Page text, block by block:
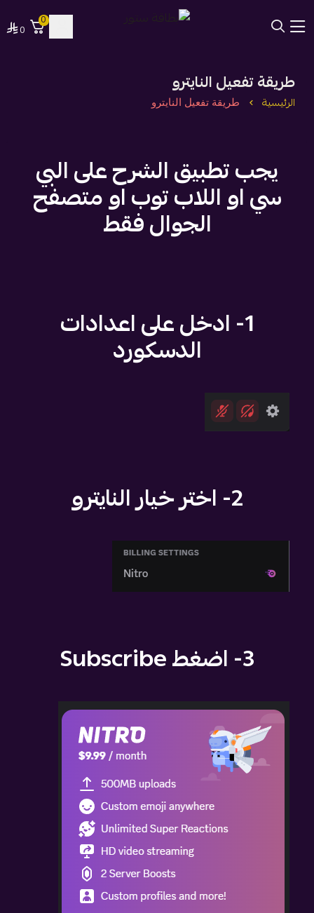
0
0
طريقة تفعيل النايترو
الرئيسية طريقة تفعيل النايترو
يجب تطبيق الشرح على البي
سي او اللاب توب او متصفح
الجوال فقط
1- ادخل على اعدادات
الدسكورد
2- اختر خيار النايترو
3- اضغط Subscribe